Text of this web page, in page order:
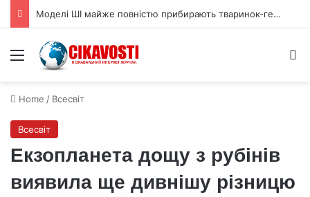
Моделі ШІ майже повністю прибирають тваринок-героїнь з дитячих історій
Menu
Home / Всесвіт
Всесвіт
Екзопланета дощу з рубінів
виявила ще дивнішу різницю